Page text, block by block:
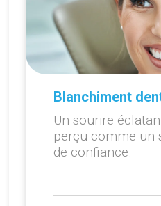
Un sourire
perçu comme un
de confiance.